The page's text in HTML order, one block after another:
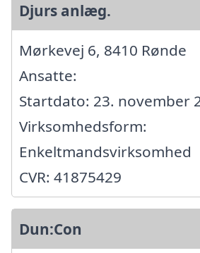
Djurs anlæg.
Mørkevej 6, 8410 Rønde
Ansatte:
Startdato: 23. november
Virksomhedsform:
Enkeltmandsvirksomhed
CVR: 41875429
Dun:Con